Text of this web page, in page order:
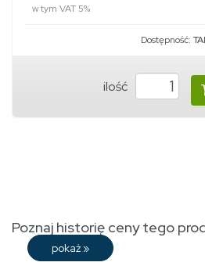
w tym VAT 5%
Dostępność:
ilość
Poznaj historię ceny tego
pokaż »